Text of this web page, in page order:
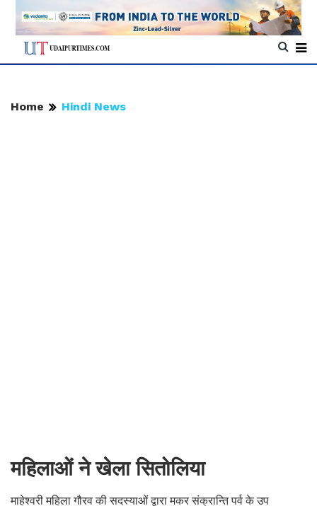
Home Hindi News
महिलाओं ने खेला सितोलिया
माहेश्वरी महिला गौरव की सदस्याओं द्वारा मकर संक्रान्ति पर्व के उप